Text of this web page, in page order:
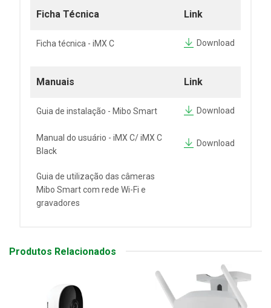
Ficha Técnica Link
Ficha técnica - iMX C Download
Manuais Link
Guia de instalação - Mibo Smart Download
Manual do usuário - iMX C/ iMX C
Black
Download
Guia de utilização das câmeras
Mibo Smart com rede Wi-Fi e
gravadores
Produtos Relacionados